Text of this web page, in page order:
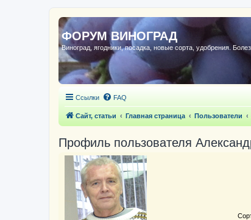
ФОРУМ ВИНОГРАД
Виноград, ягодники, посадка, новые сорта, удобрения.
Ссылки FAQ
Сайт, статьи Главная страница Пользователи
Профиль пользователя